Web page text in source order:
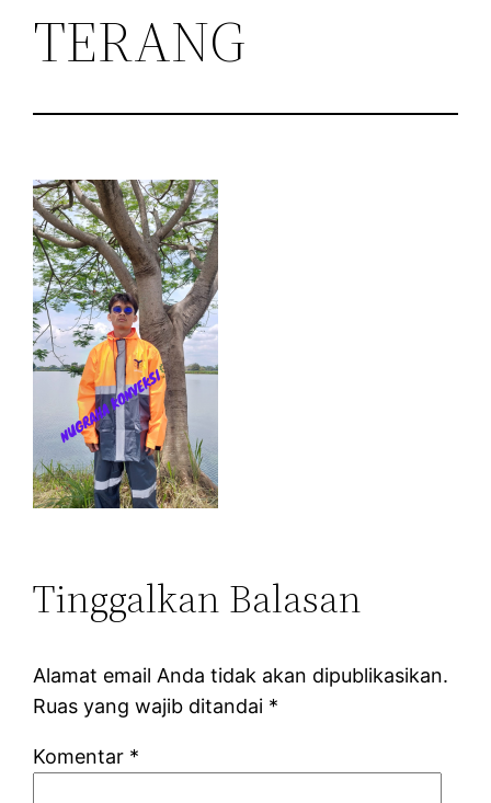
TERANG
Tinggalkan Balasan
Alamat email Anda tidak akan dipublikasikan.
Ruas yang wajib ditandai *
Komentar *